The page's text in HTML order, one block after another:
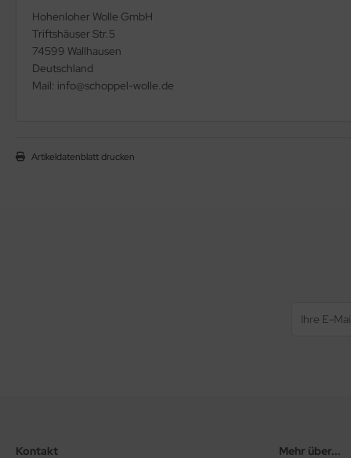
Hohenloher Wolle GmbH
Triftshäuser Str.5
74599 Wallhausen
Deutschland
Mail: info@schoppel-wolle.de
Artikeldatenblatt drucken
Kontakt Mehr über...